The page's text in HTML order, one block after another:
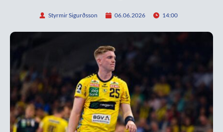
Styrmir Sigurðsson 06.06.2026 14:00